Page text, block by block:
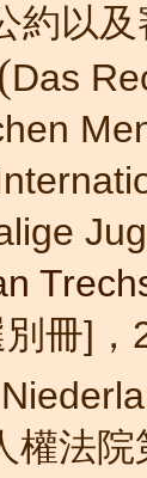
約以
Das
冊]
權法